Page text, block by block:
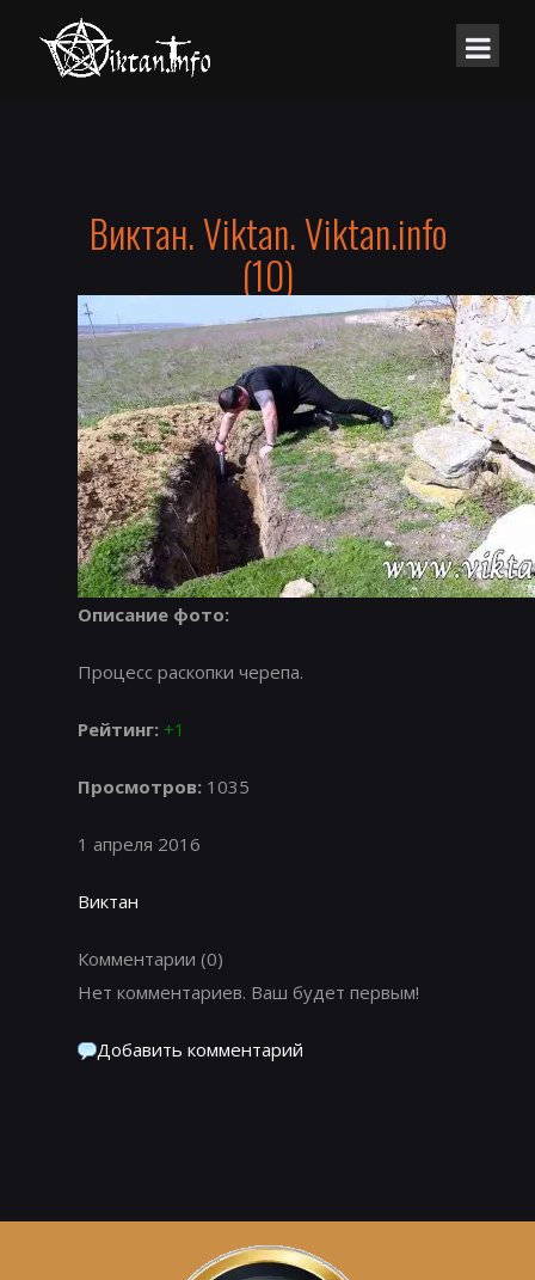
Виктан. Viktan. Viktan.info
(10)
Описание фото:
Процесс раскопки черепа.
Рейтинг: +1
Просмотров: 1035
1 апреля 2016
Виктан
Комментарии (0)
Нет комментариев. Ваш будет первым!
Добавить комментарий